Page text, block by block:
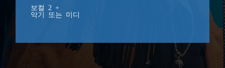
보컬 2 +
악기 또는 미디